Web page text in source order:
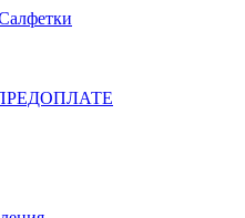
ПРЕДОПЛАТЕ